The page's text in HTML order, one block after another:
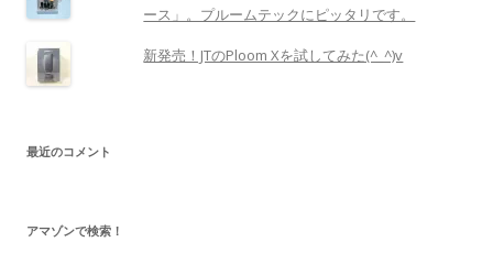
ース」。プルームテックにピッタリです。
新発売！JTのPloom Xを試してみた(^_^)v
最近のコメント
アマゾンで検索！